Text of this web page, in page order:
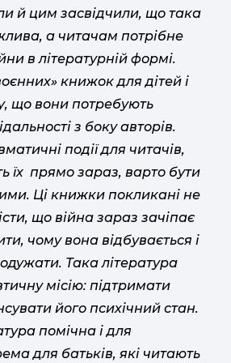
й цим засвідчили, що така
а читачам потрібне
в літературній формі.
книжок для дітей і
що вони потребують
з боку авторів.
події для читачів,
їх прямо зараз, варто бути
Ці книжки покликані не
що війна зараз зачіпає
чому вона відбувається і
Така література
місію: підтримати
його психічний стан.
помічна і для
для батьків, які читають